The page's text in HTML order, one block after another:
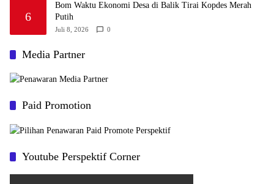
6
Bom Waktu Ekonomi Desa di Balik Tirai Kopdes Merah
Putih
Juli 8, 2026 0
Media Partner
Paid Promotion
Youtube Perspektif Corner